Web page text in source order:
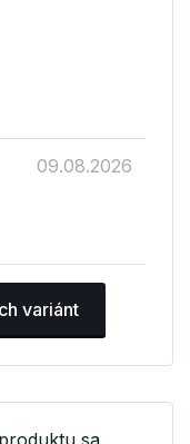
09.08.2026
variánt
sa